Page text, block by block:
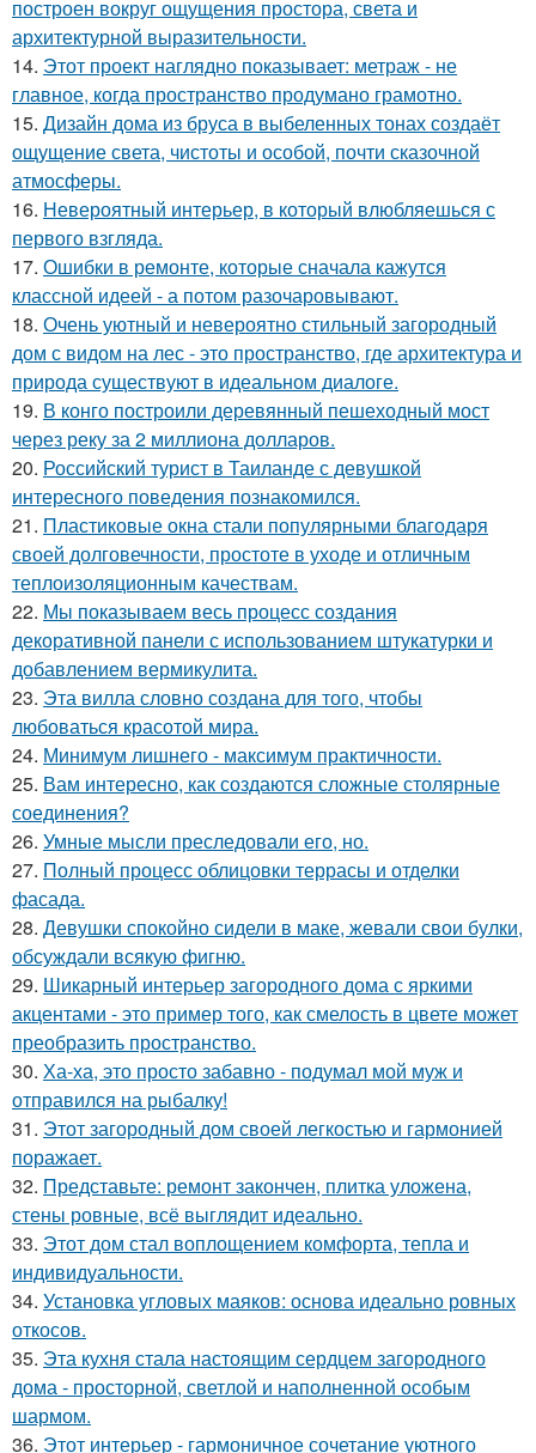
построен вокруг ощущения простора, света и
архитектурной выразительности.
14. Этот проект наглядно показывает: метраж - не
главное, когда пространство продумано грамотно.
15. Дизайн дома из бруса в выбеленных тонах создаёт
ощущение света, чистоты и особой, почти сказочной
атмосферы.
16. Невероятный интерьер, в который влюбляешься с
первого взгляда.
17. Ошибки в ремонте, которые сначала кажутся
классной идеей - а потом разочаровывают.
18. Очень уютный и невероятно стильный загородный
дом с видом на лес - это пространство, где архитектура и
природа существуют в идеальном диалоге.
19. В конго построили деревянный пешеходный мост
через реку за 2 миллиона долларов.
20. Российский турист в Таиланде с девушкой
интересного поведения познакомился.
21. Пластиковые окна стали популярными благодаря
своей долговечности, простоте в уходе и отличным
теплоизоляционным качествам.
22. Мы показываем весь процесс создания
декоративной панели с использованием штукатурки и
добавлением вермикулита.
23. Эта вилла словно создана для того, чтобы
любоваться красотой мира.
24. Минимум лишнего - максимум практичности.
25. Вам интересно, как создаются сложные столярные
соединения?
26. Умные мысли преследовали его, но.
27. Полный процесс облицовки террасы и отделки
фасада.
28. Девушки спокойно сидели в маке, жевали свои булки,
обсуждали всякую фигню.
29. Шикарный интерьер загородного дома с яркими
акцентами - это пример того, как смелость в цвете может
преобразить пространство.
30. Ха-ха, это просто забавно - подумал мой муж и
отправился на рыбалку!
31. Этот загородный дом своей легкостью и гармонией
поражает.
32. Представьте: ремонт закончен, плитка уложена,
стены ровные, всё выглядит идеально.
33. Этот дом стал воплощением комфорта, тепла и
индивидуальности.
34. Установка угловых маяков: основа идеально ровных
откосов.
35. Эта кухня стала настоящим сердцем загородного
дома - просторной, светлой и наполненной особым
шармом.
36. Этот интерьер - гармоничное сочетание уютного